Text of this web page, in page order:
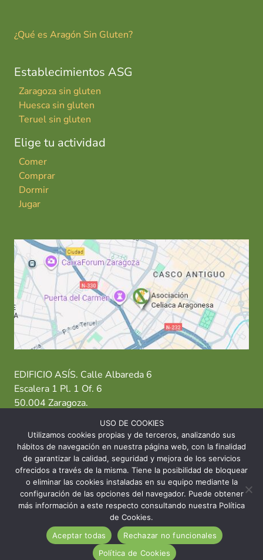
¿Qué es Aragón Sin Gluten?
Establecimientos ASG
Zaragoza sin gluten
Huesca sin gluten
Teruel sin gluten
Elige tu actividad
Comer
Comprar
Dormir
Jugar
EDIFICIO ASÍS. Calle Albareda 6
Escalera 1 Pl. 1 Of. 6
50.004 Zaragoza.
T: 976 484 949 M: 635 638 563
Sede Zaragoza·Sede Huesca· Sede Teruel
© 2026 Asociación Celíaca Aragonesa
INICIO CONTACTO
AVISO LEGAL
USO DE COOKIES
Utilizamos cookies propias y de terceros, analizando sus
hábitos de navegación en nuestra página web, con la finalidad
de garantizar la calidad, seguridad y mejora de los servicios
ofrecidos a través de la misma. Tiene la posibilidad de bloquear
o eliminar las cookies instaladas en su equipo mediante la
configuración de las opciones del navegador. Puede obtener
más información a este respecto consultando nuestra Política
de Cookies.
Aceptar todas
Rechazar no funcionales
Política de Cookies